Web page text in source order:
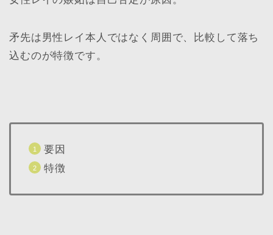
矛先は男性レイ本人ではなく周囲で、比較して落ち
込むのが特徴です。
要因
特徴